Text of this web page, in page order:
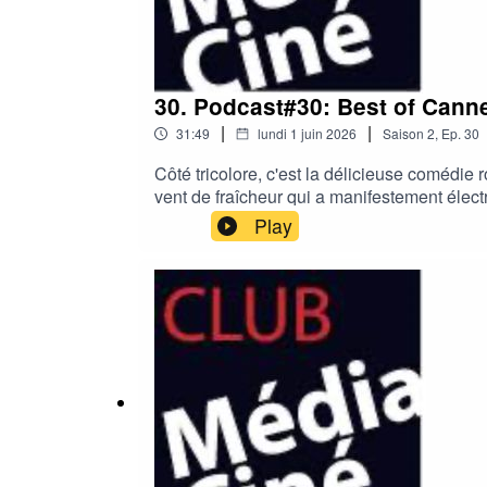
30. Podcast#30: Best of
31:49 | lundi 1 juin 2026 | Saison 2, Ep. 30
Côté tricolore, c'est la délicieuse comédie
vent de fraîcheur qui a manifestement
mise avec son drame familial intense,
partageront avec vous leurs plus grands
d'Or "Fjord" de Christian Mungiu, "Paper
juin "La Bataille De Gaulle: l'âge de fer"
"Réalisation trucage", Jean-Philippe
Club Média Ciné.
Play